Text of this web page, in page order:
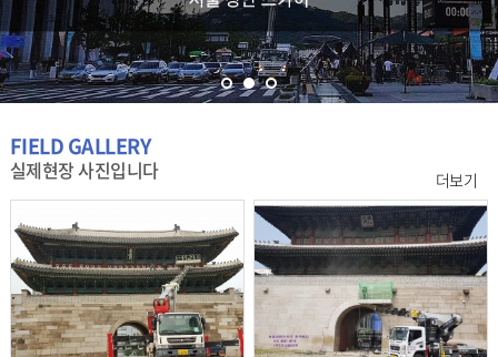
FIELD GALLERY
실제현장 사진입니다 더보기